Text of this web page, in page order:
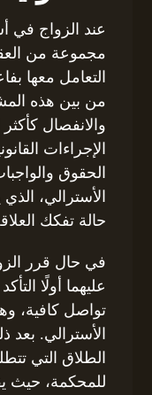
عند الزواج في
مجموعة من
التعامل معها
من بين هذه
والانفصال
الإجراءات
الحقوق
الأسترالي،
حالة تفكك
في حال قرر
عليهما أولًا
تواصل كافية،
الأسترالي. بعد
الطلاق التي
للمحكمة، حيث